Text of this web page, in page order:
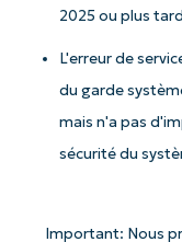
2025 ou plus tard
L'erreur de
du garde
mais n'a pas
sécurité du
Important: Nous